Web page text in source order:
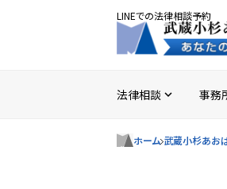
LINEでの法律相談予約
法律相談 expand_more 事務
ホーム 武蔵小杉あお